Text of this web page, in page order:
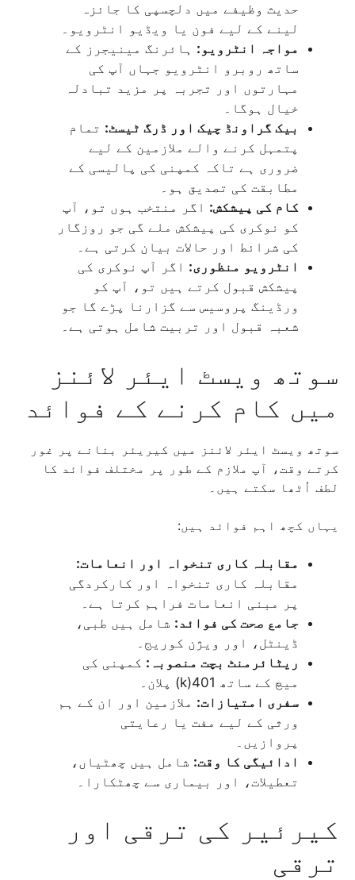
حدیث وظیفے میں دلچسپی کا جائزہ
لینے کے لیے فون یا ویڈیو انٹرویو۔
مواجہ انٹرویو: ہائرنگ مینیجرز کے
ساتھ روبرو انٹرویو جہاں آپ کی
مہارتوں اور تجربہ پر مزید تبادلہ
خیال ہوگا۔
بیک گراونڈ چیک اور ڈرگ ٹیسٹ: تمام
پتمہل کرنے والے ملازمین کے لیے
ضروری ہے تاکہ کمپنی کی پالیسی کے
مطابقت کی تصدیق ہو۔
کام کی پیشکش: اگر منتخب ہوں تو، آپ
کو نوکری کی پیشکش ملے گی جو روزگار
کی شرائط اور حالات بیان کرتی ہے۔
انٹرویو منظوری: اگر آپ نوکری کی
پیشکش قبول کرتے ہیں تو، آپ کو
ورڈینگ پروسیس سے گزارنا پڑے گا جو
شعبہ قبول اور تربیت شامل ہوتی ہے۔
سوتھ ویسٹ ایئر لائنز
میں کام کرنے کے فوائد
سوتھ ویسٹ ایئر لائنز میں کیریئر بنانے پر غور
کرتے وقت، آپ ملازم کے طور پر مختلف فوائد کا
لطف اُٹھا سکتے ہیں۔
یہاں کچھ اہم فوائد ہیں:
مقابلہ کاری تنخواہ اور انعامات:
مقابلہ کاری تنخواہ اور کارکردگی
پر مبنی انعامات فراہم کرتا ہے۔
جامع صحت کی فوائد: شامل ہیں طبی،
ڈینٹل، اور ویژن کوریج۔
ریٹائرمنٹ بچت منصوبہ: کمپنی کی
میچ کے ساتھ 401(k) پلان۔
سفری امتیازات: ملازمین اور ان کے ہم
ورثی کے لیے مفت یا رعایتی
پروازیں۔
ادائیگی کا وقت: شامل ہیں چھٹیاں،
تعطیلات، اور بیماری سے چھٹکارا۔
کیرئیر کی ترقی اور
ترقی